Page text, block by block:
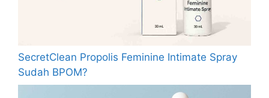
SecretClean Propolis Feminine Intimate Spray
Sudah BPOM?